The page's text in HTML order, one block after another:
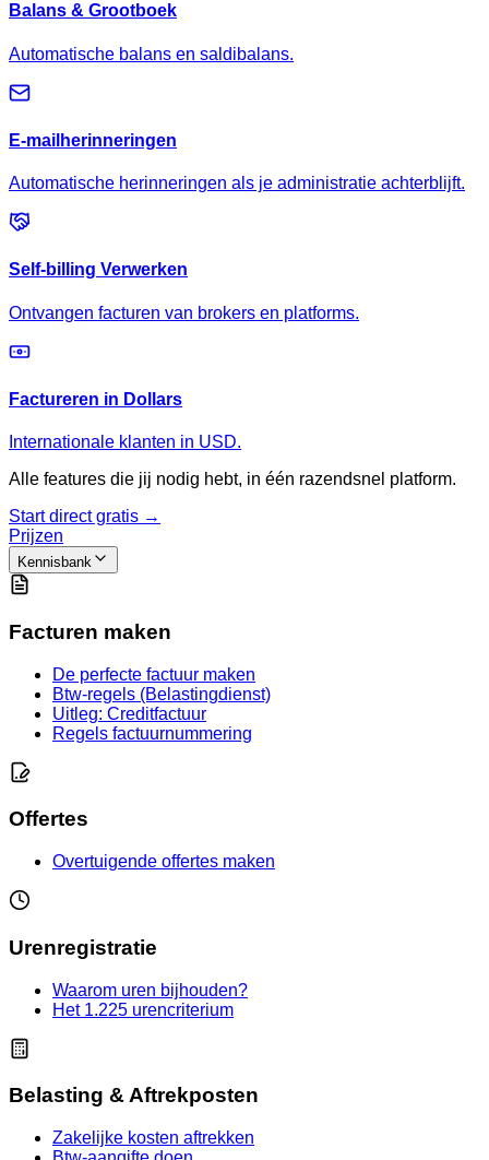
Balans & Grootboek
Automatische balans en saldibalans.
E-mailherinneringen
Automatische herinneringen als je administratie achterblijft.
Self-billing Verwerken
Ontvangen facturen van brokers en platforms.
Factureren in Dollars
Internationale klanten in USD.
Alle features die jij nodig hebt, in één razendsnel platform.
Start direct gratis →
Prijzen
Kennisbank
Facturen maken
De perfecte factuur maken
Btw-regels (Belastingdienst)
Uitleg: Creditfactuur
Regels factuurnummering
Offertes
Overtuigende offertes maken
Urenregistratie
Waarom uren bijhouden?
Het 1.225 urencriterium
Belasting & Aftrekposten
Zakelijke kosten aftrekken